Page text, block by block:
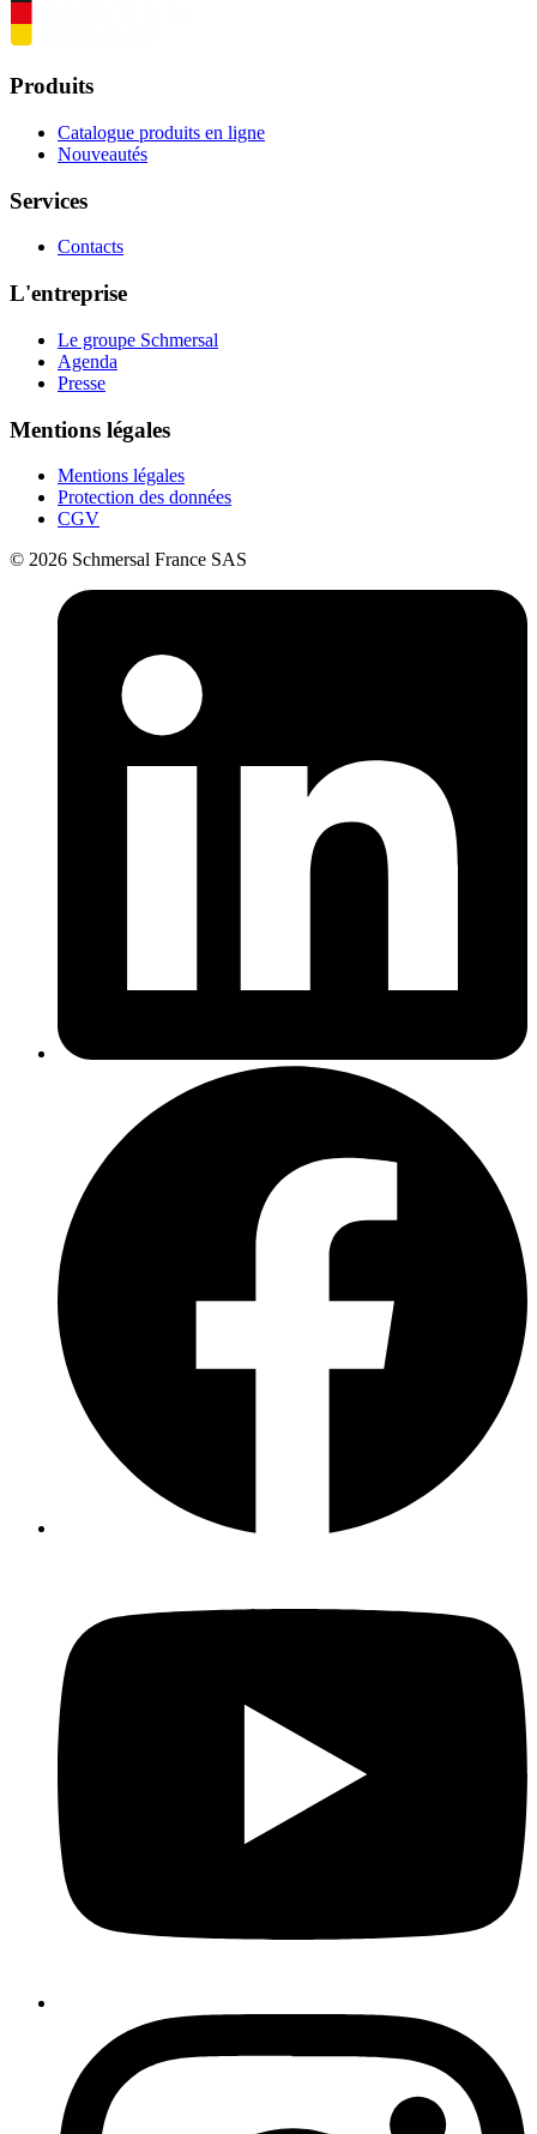
Produits
Catalogue produits en ligne
Nouveautés
Services
Contacts
L'entreprise
Le groupe Schmersal
Agenda
Presse
Mentions légales
Mentions légales
Protection des données
CGV
© 2026 Schmersal France SAS